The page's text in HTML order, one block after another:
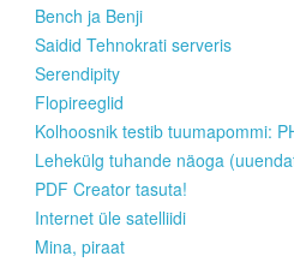
Bench ja Benji
Saidid Tehnokrati serveris
Serendipity
Flopireeglid
Kolhoosnik testib tuumapommi:
Lehekülg tuhande näoga
PDF Creator tasuta!
Internet üle satelliidi
Mina, piraat